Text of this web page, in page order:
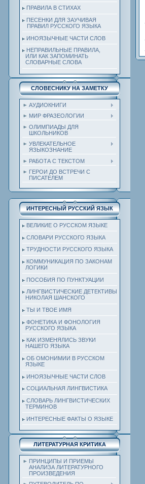
ПРАВИЛА В СТИХАХ
ПЕСЕНКИ ДЛЯ ЗАУЧИВАЯ
ПРАВИЛ РУССКОГО ЯЗЫКА
ИНОЯЗЫЧНЫЕ ЧАСТИ СЛОВ
НЕПРАВИЛЬНЫЕ ПРАВИЛА,
ИЛИ КАК ЗАПОМИНАТЬ
СЛОВАРНЫЕ СЛОВА
СЛОВЕСНИКУ НА ЗАМЕТКУ
АУДИОКНИГИ
МИР ФРАЗЕОЛОГИИ
ОЛИМПИАДЫ ДЛЯ
ШКОЛЬНИКОВ
УВЛЕКАТЕЛЬНОЕ
ЯЗЫКОЗНАНИЕ
РАБОТА С ТЕКСТОМ
ГЕРОИ ДО ВСТРЕЧИ С
ПИСАТЕЛЕМ
ИНТЕРЕСНЫЙ РУССКИЙ ЯЗЫК
ВЕЛИКИЕ О РУССКОМ ЯЗЫКЕ
СЛОВАРИ РУССКОГО ЯЗЫКА
ТРУДНОСТИ РУССКОГО ЯЗЫКА
КОММУНИКАЦИЯ ПО ЗАКОНАМ
ЛОГИКИ
ПОСОБИЯ ПО ПУНКТУАЦИИ
ЛИНГВИСТИЧЕСКИЕ ДЕТЕКТИВЫ
НИКОЛАЯ ШАНСКОГО
ТЫ И ТВОЕ ИМЯ
ФОНЕТИКА И ФОНОЛОГИЯ
РУССКОГО ЯЗЫКА
КАК ИЗМЕНЯЛИСЬ ЗВУКИ
НАШЕГО ЯЗЫКА
ОБ ОМОНИМИИ В РУССКОМ
ЯЗЫКЕ
ИНОЯЗЫЧНЫЕ ЧАСТИ СЛОВ
СОЦИАЛЬНАЯ ЛИНГВИСТИКА
СЛОВАРЬ ЛИНГВИСТИЧЕСКИХ
ТЕРМИНОВ
ИНТЕРЕСНЫЕ ФАКТЫ О ЯЗЫКЕ
ЛИТЕРАТУРНАЯ КРИТИКА
ПРИНЦИПЫ И ПРИЕМЫ
АНАЛИЗА ЛИТЕРАТУРНОГО
ПРОИЗВЕДЕНИЯ